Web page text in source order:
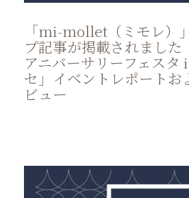
「mi-mollet（ミモレ）
プ記事が掲載されました
アニバーサリーフェスタ
セ」イベントレポートお
ビュー